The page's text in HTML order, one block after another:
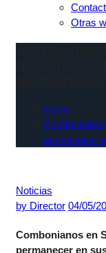
Otras
Home
permanecer
Noticias
by Director 04/05/
Combonianos en
permanecer en